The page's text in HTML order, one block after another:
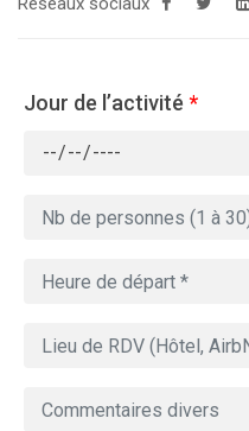
Jour de l’activité *